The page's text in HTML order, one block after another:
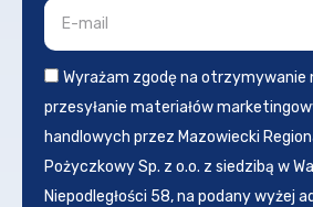
Wyrażam zgodę na
przesyłanie materiałów
handlowych przez Mazowiecki
Pożyczkowy Sp. z o.o. z siedzibą w
Niepodległości 58, na podany wyżej